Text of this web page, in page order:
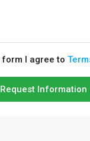
I agree to
Request Information